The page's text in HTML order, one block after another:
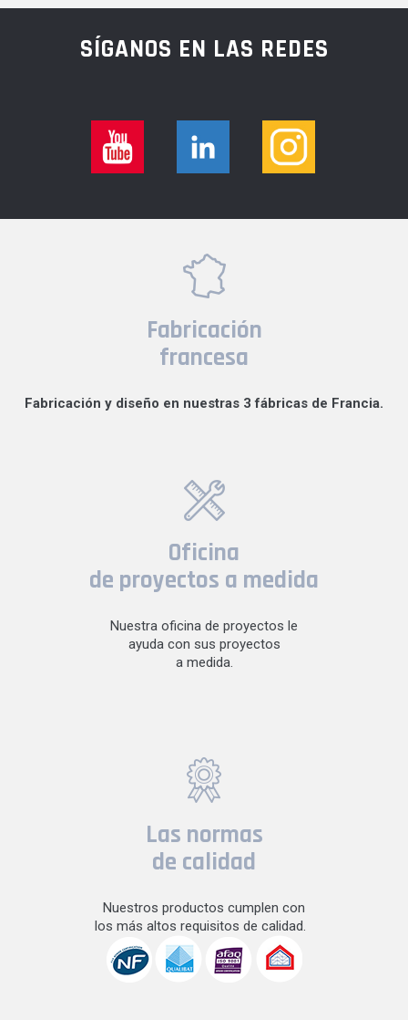
SÍGANOS EN LAS REDES
Fabricación
francesa
Fabricación y diseño en nuestras 3 fábricas de Francia.
Oficina
de proyectos a medida
Nuestra oficina de proyectos le
ayuda con sus proyectos
a medida.
Las normas
de calidad
Nuestros productos cumplen con
los más altos requisitos de calidad.